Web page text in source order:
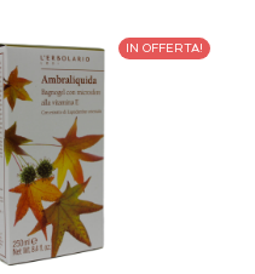
IN OFFERTA!